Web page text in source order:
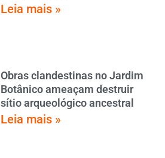
Leia mais »
Obras clandestinas no Jardim
Botânico ameaçam destruir
sítio arqueológico ancestral
Leia mais »